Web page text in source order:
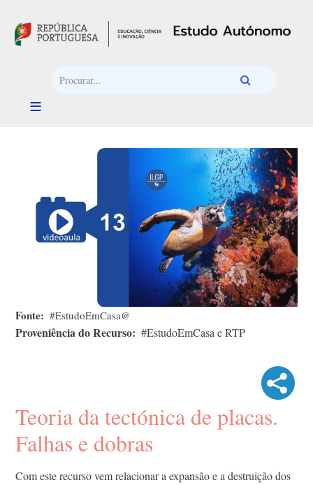
Fonte #EstudoEmCasa@
Proveniência do Recurso #EstudoEmCasa e RTP
Teoria da tectónica de placas.
Falhas e dobras
Com este recurso vem relacionar a expansão e a destruição dos